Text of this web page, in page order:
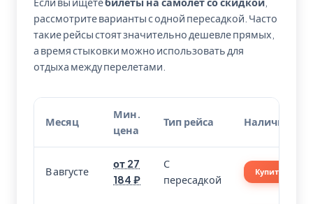
рассмотрите варианты с одной пересадкой. Часто
такие рейсы стоят значительно дешевле прямых,
а время стыковки можно использовать для
отдыха между перелетами.
Месяц
Мин.
цена
Тип рейса Наличие
В августе
от 27
184 ₽
С
пересадкой
Купить